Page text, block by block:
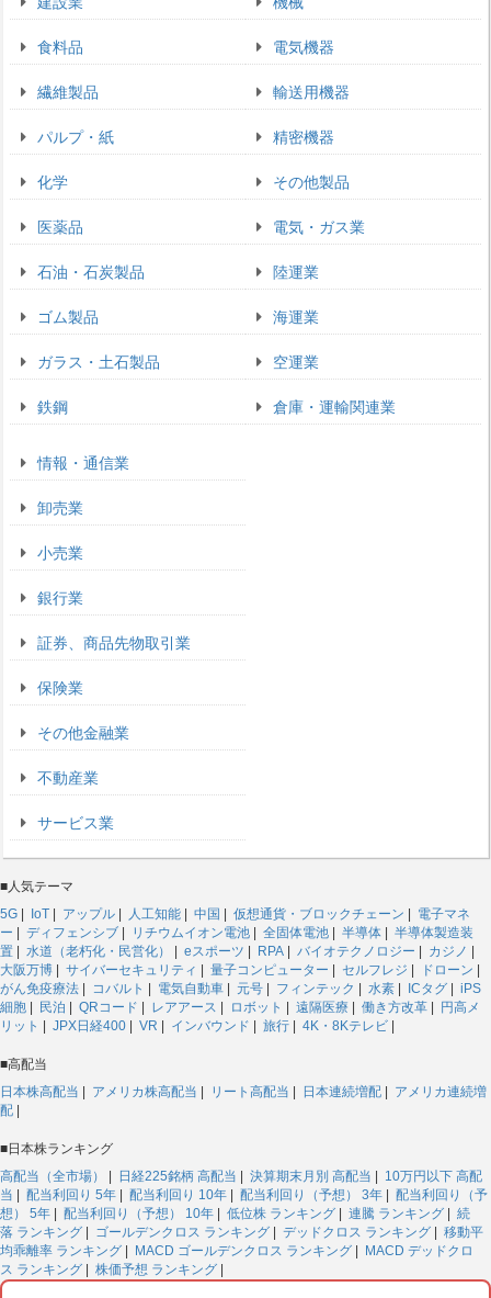
食料品
繊維製品
パルプ・紙
化学
医薬品
石油・石炭製品
ゴム製品
ガラス・土石製品
鉄鋼
電気機器
輸送用機器
精密機器
その他製品
電気・ガス業
陸運業
海運業
空運業
倉庫・運輸関連業
情報・通信業
卸売業
小売業
銀行業
証券、商品先物取引業
保険業
その他金融業
不動産業
サービス業
■人気テーマ
5G
IoT アップル 人工知能 中国 仮想通貨・ブロックチェーン
電子マネ
ー
ディフェンシブ リチウムイオン電池 全固体電池 半導体
半導体製造装
置
水道（老朽化・民営化） eスポーツ RPA バイオテクノロジー カジノ
大阪万博
サイバーセキュリティ 量子コンピューター セルフレジ ドローン
がん免疫療法
コバルト 電気自動車 元号 フィンテック 水素 ICタグ
iPS
細胞
民泊 QRコード レアアース ロボット 遠隔医療 働き方改革
円高メ
リット
JPX日経400 VR インバウンド 旅行 4K・8Kテレビ
■高配当
日本株高配当
アメリカ株高配当 リート高配当 日本連続増配
アメリカ連続増
配
■日本株ランキング
高配当（全市場）
日経225銘柄 高配当 決算期末月別 高配当
10万円以下 高配
当
配当利回り 5年 配当利回り 10年 配当利回り（予想） 3年
配当利回り（予
想） 5年
配当利回り（予想） 10年 低位株 ランキング 連騰 ランキング
続
落 ランキング
ゴールデンクロス ランキング デッドクロス ランキング
移動平
均乖離率 ランキング
MACD ゴールデンクロス ランキング
MACD デッドクロ
ス ランキング
株価予想 ランキング